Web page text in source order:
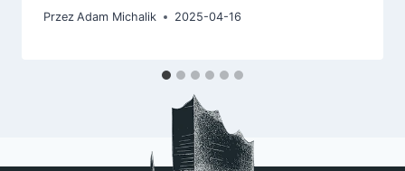
Przez Adam Michalik 2025-04-16